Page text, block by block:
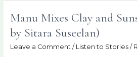
Manu Mixes Clay and
by Sitara Suseelan)
Leave a Comment / Listen to Stories/
Manu
Mixes
Clay
and